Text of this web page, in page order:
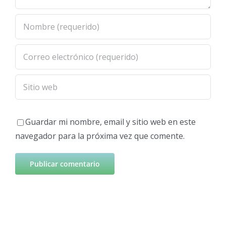
Guardar mi nombre, email y sitio web en este
navegador para la próxima vez que comente.